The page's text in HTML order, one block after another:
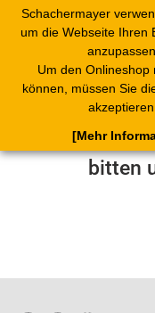
Schachermayer
um die Webseite Ihren
anzupassen.
Um den Onlineshop
können, müssen Sie
akzeptieren.
[Mehr
Leider ist
aufgetreten.
sich in
bitten